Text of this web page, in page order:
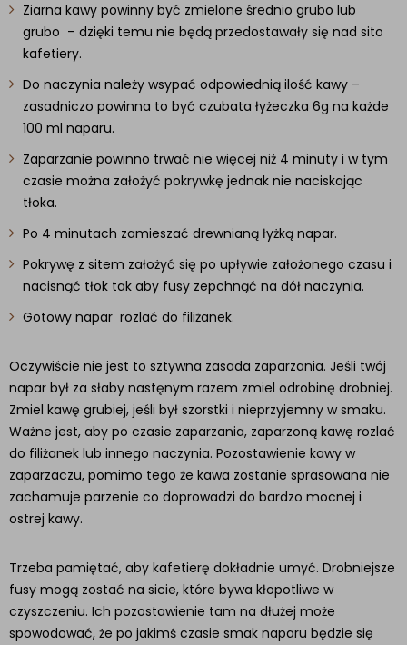
Ziarna kawy powinny być zmielone średnio grubo lub
grubo – dzięki temu nie będą przedostawały się nad sito
kafetiery.
Do naczynia należy wsypać odpowiednią ilość kawy –
zasadniczo powinna to być czubata łyżeczka 6g na każde
100 ml naparu.
Zaparzanie powinno trwać nie więcej niż 4 minuty i w tym
czasie można założyć pokrywkę jednak nie naciskając
tłoka.
Po 4 minutach zamieszać drewnianą łyżką napar.
Pokrywę z sitem założyć się po upływie założonego czasu i
nacisnąć tłok tak aby fusy zepchnąć na dół naczynia.
Gotowy napar rozlać do filiżanek.
Oczywiście nie jest to sztywna zasada zaparzania. Jeśli twój
napar był za słaby nastęnym razem zmiel odrobinę drobniej.
Zmiel kawę grubiej, jeśli był szorstki i nieprzyjemny w smaku.
Ważne jest, aby po czasie zaparzania, zaparzoną kawę rozlać
do filiżanek lub innego naczynia. Pozostawienie kawy w
zaparzaczu, pomimo tego że kawa zostanie sprasowana nie
zachamuje parzenie co doprowadzi do bardzo mocnej i
ostrej kawy.
Trzeba pamiętać, aby kafetierę dokładnie umyć. Drobniejsze
fusy mogą zostać na sicie, które bywa kłopotliwe w
czyszczeniu. Ich pozostawienie tam na dłużej może
spowodować, że po jakimś czasie smak naparu będzie się